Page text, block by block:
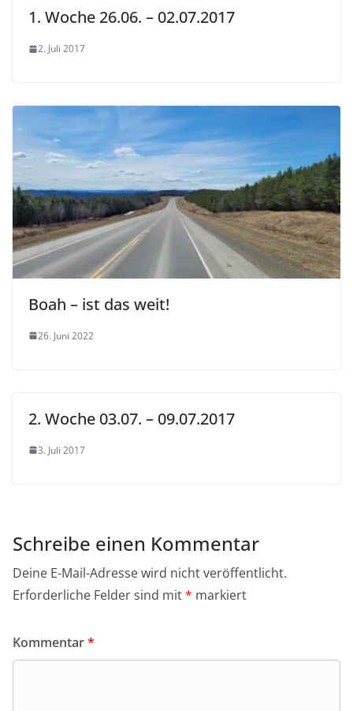
1. Woche 26.06. – 02.07.2017
2. Juli 2017
Boah – ist das weit!
26. Juni 2022
2. Woche 03.07. – 09.07.2017
3. Juli 2017
Schreibe einen Kommentar
Deine E-Mail-Adresse wird nicht veröffentlicht.
Erforderliche Felder sind mit* markiert
Kommentar*